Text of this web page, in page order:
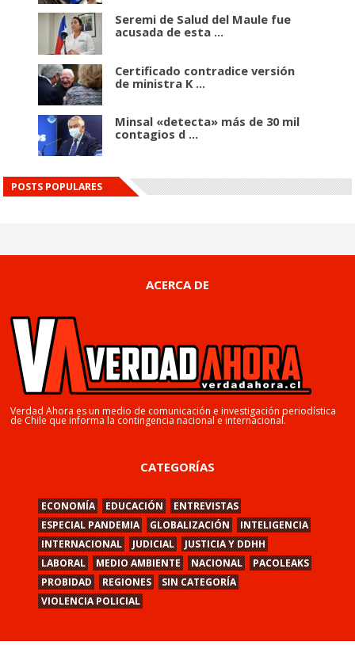
Seremi de Salud del Maule fue
acusada de esta ...
Certificado contradice versión
de ministra K ...
Minsal «detecta» más de 30 mil
contagios d ...
POSTS POPULARES
ACERCA DE
Verdad Ahora es un medio de comunicación e investigación periodística
de Chile que informa la contingencia nacional e internacional.
CATEGORÍAS
ECONOMÍA EDUCACIÓN
ENTREVISTAS
ESPECIAL PANDEMIA
GLOBALIZACIÓN
INTELIGENCIA
INTERNACIONAL
JUDICIAL
JUSTICIA Y DDHH
LABORAL
MEDIO AMBIENTE NACIONAL
PACOLEAKS
PROBIDAD
REGIONES
SIN CATEGORÍA
VIOLENCIA POLICIAL